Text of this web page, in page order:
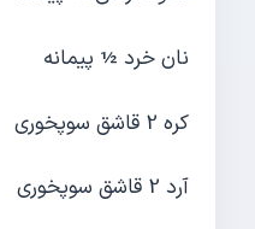
نان خرد ½ پیمانه
کره 2 قاشق سوپ‎خوری
آرد 2 قاشق سوپ‎خوری